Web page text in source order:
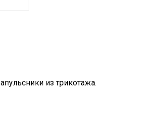
из трикотажа.